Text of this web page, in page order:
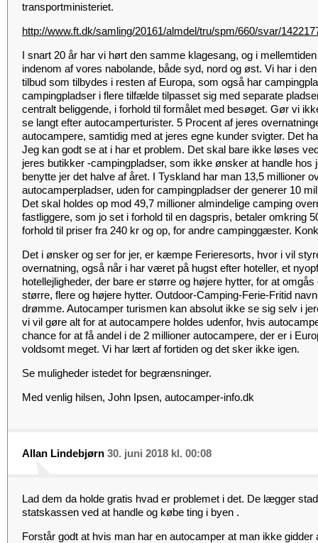
transportministeriet.
http://www.ft.dk/samling/20161/almdel/tru/spm/660/svar/
I snart 20 år har vi hørt den samme klagesang, og i
indenom af vores nabolande, både syd, nord og øst. Vi har i
tilbud som tilbydes i resten af Europa, som også har
campingpladser i flere tilfælde tilpasset sig med separate
centralt beliggende, i forhold til formålet med besøget. Gør vi
se langt efter autocamperturister. 5 Procent af jeres
autocampere, samtidig med at jeres egne kunder svigter. Det
Jeg kan godt se at i har et problem. Det skal bare ikke løses
jeres butikker -campingpladser, som ikke ønsker at handle hos
benytte jer det halve af året. I Tyskland har man 13,5 millioner
autocamperpladser, uden for campingpladser der generer 10
Det skal holdes op mod 49,7 millioner almindelige camping
fastliggere, som jo set i forhold til en dagspris, betaler omkring
forhold til priser fra 240 kr og op, for andre campinggæster.
Det i ønsker og ser for jer, er kæmpe Ferieresorts, hvor i vil
overnatning, også når i har været på hugst efter hoteller, et
hotellejligheder, der bare er større og højere hytter, for at
større, flere og højere hytter. Outdoor-Camping-Ferie-Fritid
drømme. Autocamper turismen kan absolut ikke se sig selv i
vi vil gøre alt for at autocampere holdes udenfor, hvis
chance for at få andel i de 2 millioner autocampere, der er i
voldsomt meget. Vi har lært af fortiden og det sker ikke igen.
Se muligheder istedet for begrænsninger.
Med venlig hilsen, John Ipsen, autocamper-info.dk
Allan Lindebjørn 30. juni 2018 kl. 00:08
Lad dem da holde gratis hvad er problemet i det. De lægger
statskassen ved at handle og købe ting i byen .
Forstår godt at hvis man har en autocamper at man ikke gidder